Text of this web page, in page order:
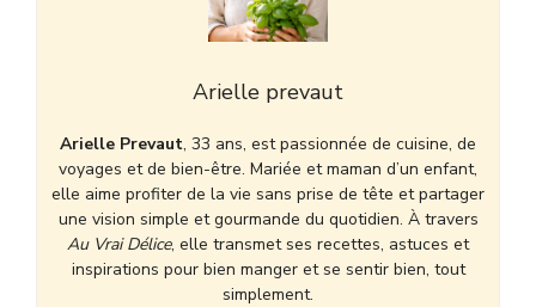
Arielle prevaut
Arielle Prevaut, 33 ans, est passionnée de cuisine, de
voyages et de bien-être. Mariée et maman d’un enfant,
elle aime profiter de la vie sans prise de tête et partager
une vision simple et gourmande du quotidien. À travers
Au Vrai Délice, elle transmet ses recettes, astuces et
inspirations pour bien manger et se sentir bien, tout
simplement.